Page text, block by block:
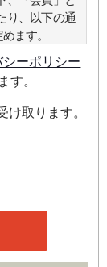
り、以下の通
ます。
規定したも
職員、事業
は専門家の
の申し込み
本会員規約の
ーポリシー
す。
け取ります。